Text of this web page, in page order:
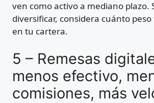
ven como activo a mediano plazo.
diversificar, considera cuánto
en tu cartera.
5 – Remesas
menos efectivo,
comisiones, más